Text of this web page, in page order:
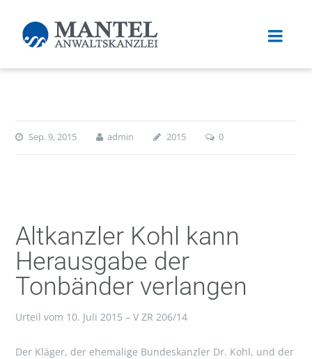
Sep. 9, 2015 admin 2015 0
Altkanzler Kohl kann
Herausgabe der
Tonbänder verlangen
Urteil vom 10. Juli 2015 – V ZR 206/14
Der Kläger, der ehemalige Bundeskanzler Dr. Kohl, und der